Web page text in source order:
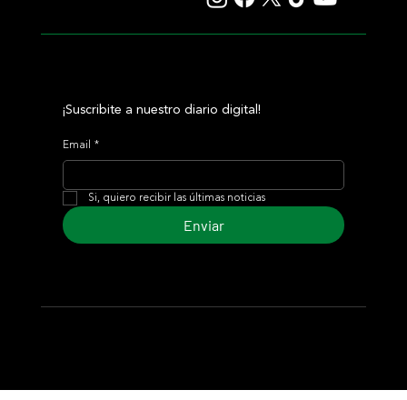
¡Suscribite a nuestro diario digital!
Email *
Si, quiero recibir las últimas noticias
Enviar